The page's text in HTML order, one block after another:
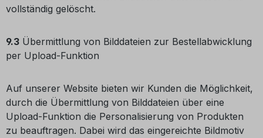
vollständig gelöscht.
9.3 Übermittlung von Bilddateien zur Bestellabwicklung
per Upload-Funktion
Auf unserer Website bieten wir Kunden die Möglichkeit,
durch die Übermittlung von Bilddateien über eine
Upload-Funktion die Personalisierung von Produkten
zu beauftragen. Dabei wird das eingereichte Bildmotiv